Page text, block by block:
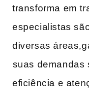
transforma em
especialistas
diversas
⁢suas demandas
eficiência‍ e​